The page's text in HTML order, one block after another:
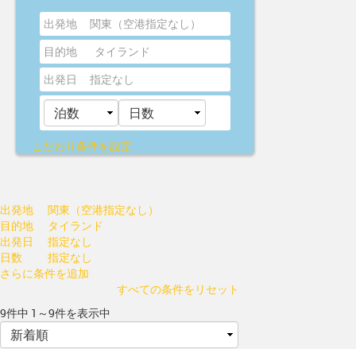
出発地
関東（空港指定なし）
目的地
タイランド
出発日
指定なし
こだわり条件を設定
出発地
関東（空港指定なし）
目的地
タイランド
出発日
指定なし
日数
指定なし
さらに条件を追加
すべての条件をリセット
9件中 1～9件を表示中